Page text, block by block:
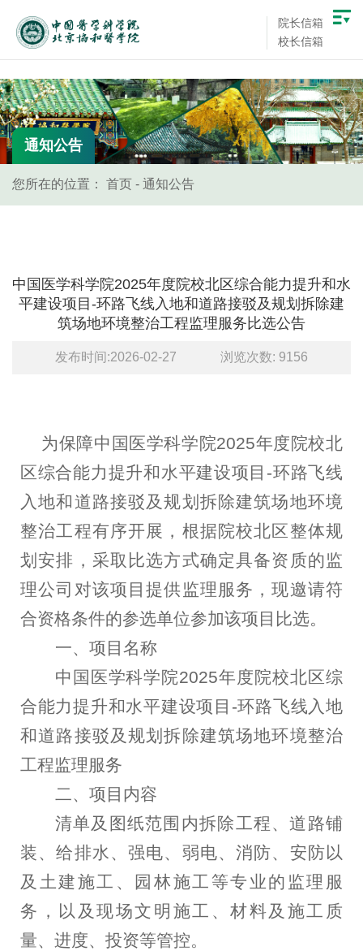
院长信箱
校长信箱
通知公告
您所在的位置： 首页 - 通知公告
中国医学科学院2025年度院校北区综合能力提升和水
平建设项目-环路飞线入地和道路接驳及规划拆除建
筑场地环境整治工程监理服务比选公告
发布时间:2026-02-27 浏览次数: 9156
为保障中国医学科学院2025年度院校北
区综合能力提升和水平建设项目-环路飞线
入地和道路接驳及规划拆除建筑场地环境
整治工程有序开展，根据院校北区整体规
划安排，采取比选方式确定具备资质的监
理公司对该项目提供监理服务，现邀请符
合资格条件的参选单位参加该项目比选。
一、 项目名称
中国医学科学院2025年度院校北区综
合能力提升和水平建设项目-环路飞线入地
和道路接驳及规划拆除建筑场地环境整治
工程监理服务
二、 项目内容
清单及图纸范围内拆除工程、道路铺
装、给排水、强电、弱电、消防、安防以
及土建施工、园林施工等专业的监理服
务，以及现场文明施工、材料及施工质
量、进度、投资等管控。